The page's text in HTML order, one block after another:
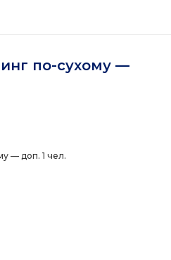
по-сухому —
— доп. 1 чел.